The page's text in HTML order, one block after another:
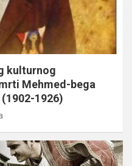
kulturnog
Mehmed-bega
1926)